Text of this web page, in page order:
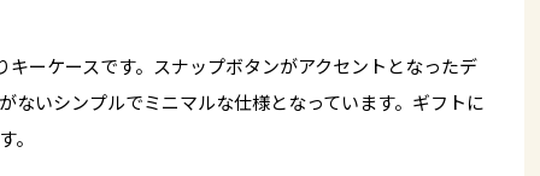
キーケースです。スナップボタンがアクセントとなったデ
ないシンプルでミニマルな仕様となっています。ギフトに
。